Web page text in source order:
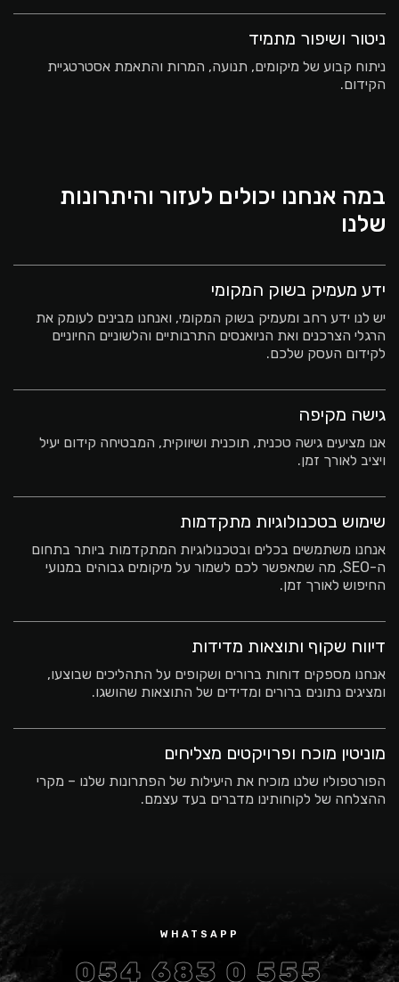
ניטור ושיפור מתמיד
ניתוח קבוע של מיקומים, תנועה, המרות והתאמת אסטרטגיית
הקידום.
במה אנחנו יכולים לעזור והיתרונות
שלנו
ידע מעמיק בשוק המקומי
יש לנו ידע רחב ומעמיק בשוק המקומי, ואנחנו מבינים לעומק את
הרגלי הצרכנים ואת הניואנסים התרבותיים והלשוניים החיוניים
לקידום העסק שלכם.
גישה מקיפה
אנו מציעים גישה טכנית, תוכנית ושיווקית, המבטיחה קידום יעיל
ויציב לאורך זמן.
שימוש בטכנולוגיות מתקדמות
אנחנו משתמשים בכלים ובטכנולוגיות המתקדמות ביותר בתחום
ה-SEO, מה שמאפשר לכם לשמור על מיקומים גבוהים במנועי
החיפוש לאורך זמן.
דיווח שקוף ותוצאות מדידות
אנחנו מספקים דוחות ברורים ושקופים על התהליכים שבוצעו,
ומציגים נתונים ברורים ומדידים של התוצאות שהושגו.
מוניטין מוכח ופרויקטים מצליחים
הפורטפוליו שלנו מוכיח את היעילות של הפתרונות שלנו – מקרי
ההצלחה של לקוחותינו מדברים בעד עצמם.
WHATSAPP
054 683 0 555